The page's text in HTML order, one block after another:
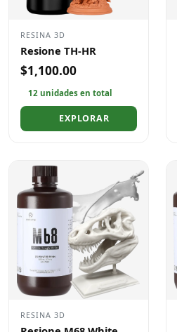
RESINA 3D
Resione TH-HR
$1,100.00
12 unidades en total
EXPLORAR
RESINA 3D